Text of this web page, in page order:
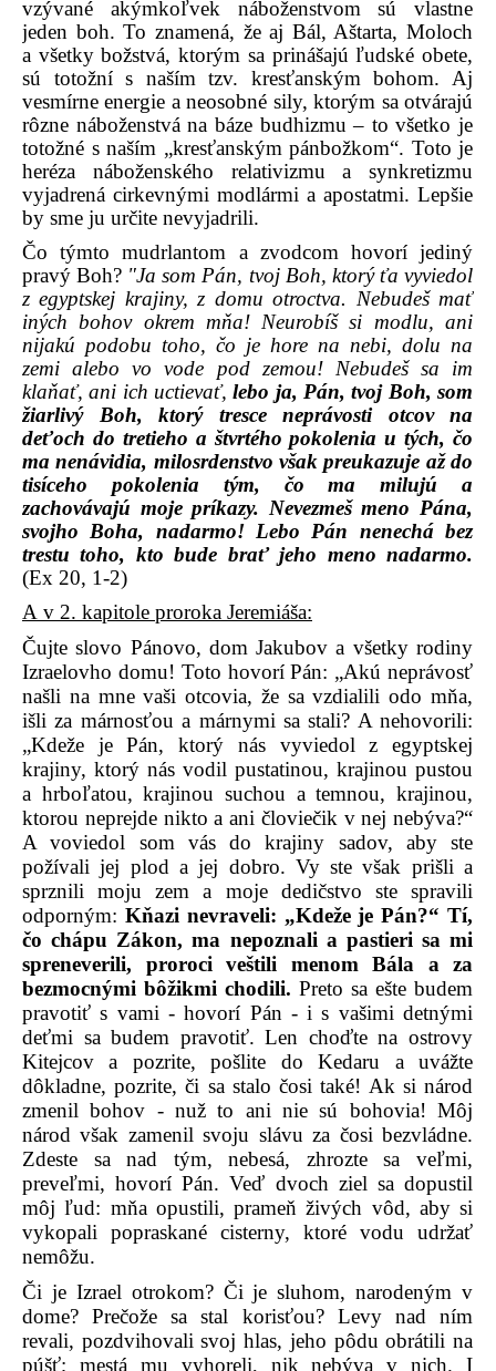
vzývané akýmkoľvek náboženstvom sú vlastne
jeden boh. To znamená, že aj Bál, Aštarta, Moloch
a všetky božstvá, ktorým sa prinášajú ľudské obete,
sú totožní s naším tzv. kresťanským bohom. Aj
vesmírne energie a neosobné sily, ktorým sa otvárajú
rôzne náboženstvá na báze budhizmu – to všetko je
totožné s naším „kresťanským pánbožkom“. Toto je
heréza náboženského relativizmu a synkretizmu
vyjadrená cirkevnými modlármi a apostatmi. Lepšie
by sme ju určite nevyjadrili.
Čo týmto mudrlantom a zvodcom hovorí jediný
pravý Boh? "Ja som Pán, tvoj Boh, ktorý ťa vyviedol
z egyptskej krajiny, z domu otroctva. Nebudeš mať
iných bohov okrem mňa! Neurobíš si modlu, ani
nijakú podobu toho, čo je hore na nebi, dolu na
zemi alebo vo vode pod zemou! Nebudeš sa im
klaňať, ani ich uctievať,lebo ja, Pán, tvoj Boh, som
žiarlivý Boh, ktorý tresce neprávosti otcov na
deťoch do tretieho a štvrtého pokolenia u tých, čo
ma nenávidia, milosrdenstvo však preukazuje až do
tisíceho pokolenia tým, čo ma milujú a
zachovávajú moje príkazy. Nevezmeš meno Pána,
svojho Boha, nadarmo! Lebo Pán nenechá bez
trestu toho, kto bude brať jeho meno nadarmo.
(Ex 20, 1-2)
A v 2. kapitole proroka Jeremiáša:
Čujte slovo Pánovo, dom Jakubov a všetky rodiny
Izraelovho domu! Toto hovorí Pán: „Akú neprávosť
našli na mne vaši otcovia, že sa vzdialili odo mňa,
išli za márnosťou a márnymi sa stali? A nehovorili:
„Kdeže je Pán, ktorý nás vyviedol z egyptskej
krajiny, ktorý nás vodil pustatinou, krajinou pustou
a hrboľatou, krajinou suchou a temnou, krajinou,
ktorou neprejde nikto a ani človiečik v nej nebýva?“
A voviedol som vás do krajiny sadov, aby ste
požívali jej plod a jej dobro. Vy ste však prišli a
sprznili moju zem a moje dedičstvo ste spravili
odporným: Kňazi nevraveli: „Kdeže je Pán?“ Tí,
čo chápu Zákon, ma nepoznali a pastieri sa mi
spreneverili, proroci veštili menom Bála a za
bezmocnými bôžikmi chodili. Preto sa ešte budem
pravotiť s vami - hovorí Pán - i s vašimi detnými
deťmi sa budem pravotiť. Len choďte na ostrovy
Kitejcov a pozrite, pošlite do Kedaru a uvážte
dôkladne, pozrite, či sa stalo čosi také! Ak si národ
zmenil bohov - nuž to ani nie sú bohovia! Môj
národ však zamenil svoju slávu za čosi bezvládne.
Zdeste sa nad tým, nebesá, zhrozte sa veľmi,
preveľmi, hovorí Pán. Veď dvoch ziel sa dopustil
môj ľud: mňa opustili, prameň živých vôd, aby si
vykopali popraskané cisterny, ktoré vodu udržať
nemôžu.
Či je Izrael otrokom? Či je sluhom, narodeným v
dome? Prečože sa stal korisťou? Levy nad ním
revali, pozdvihovali svoj hlas, jeho pôdu obrátili na
púšť; mestá mu vyhoreli, nik nebýva v nich. I